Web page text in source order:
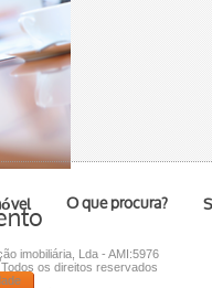
O que procura?
imobiliária, Lda - AMI:5976
os direitos reservados